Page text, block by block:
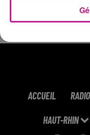
ACCUEIL RADIO
HAUT-RHIN